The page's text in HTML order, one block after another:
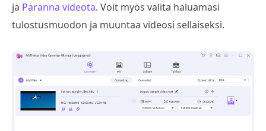
ja Paranna videota. Voit myös valita haluamasi
tulostusmuodon ja muuntaa videosi sellaiseksi.